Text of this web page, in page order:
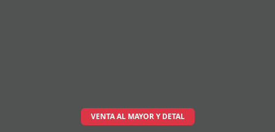
VENTA AL MAYOR Y DETAL